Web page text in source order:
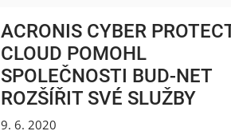
ACRONIS CYBER
CLOUD POMOHL
SPOLEČNOSTI BUD-NET
ROZŠÍŘIT SVÉ SLUŽBY
9. 6. 2020